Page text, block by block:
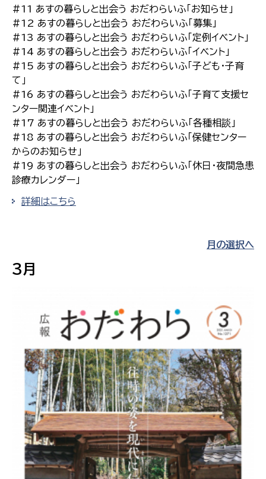
#11 あすの暮らしと出会う おだわらいふ「お知らせ」
#12 あすの暮らしと出会う おだわらいふ「募集」
#13 あすの暮らしと出会う おだわらいふ「定例イベント」
#14 あすの暮らしと出会う おだわらいふ「イベント」
#15 あすの暮らしと出会う おだわらいふ「子ども・子育
て」
#16 あすの暮らしと出会う おだわらいふ「子育て支援セ
ンター関連イベント」
#17 あすの暮らしと出会う おだわらいふ「各種相談」
#18 あすの暮らしと出会う おだわらいふ「保健センター
からのお知らせ」
#19 あすの暮らしと出会う おだわらいふ「休日・夜間急患
診療カレンダー」
詳細はこちら
月の選択へ
3月